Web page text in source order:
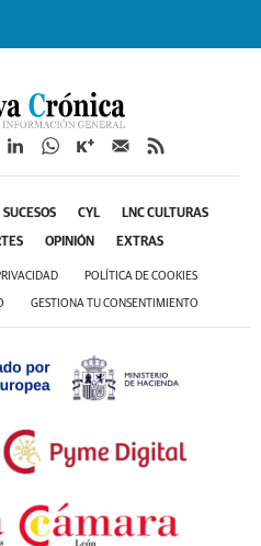
SUCESOS CYL LNC CULTURAS
OPINIÓN EXTRAS
POLÍTICA DE COOKIES
GESTIONA TU CONSENTIMIENTO